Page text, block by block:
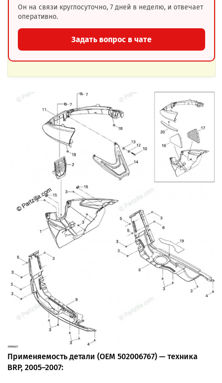
Он на связи круглосуточно, 7 дней в неделю, и отвечает
оперативно.
Задать вопрос в чате
Применяемость детали (OEM 502006767) — техника
BRP, 2005–2007: